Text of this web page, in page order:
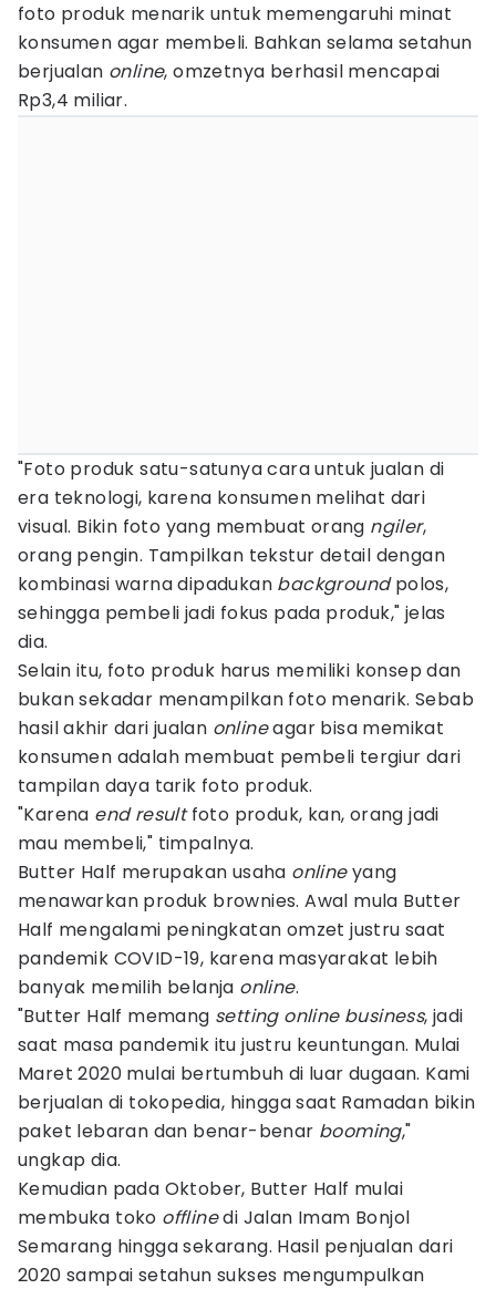
foto produk menarik untuk memengaruhi minat
konsumen agar membeli. Bahkan selama setahun
berjualan online, omzetnya berhasil mencapai
Rp3,4 miliar.
"Foto produk satu-satunya cara untuk jualan di
era teknologi, karena konsumen melihat dari
visual. Bikin foto yang membuat orang ngiler,
orang pengin. Tampilkan tekstur detail dengan
kombinasi warna dipadukan backgroundpolos,
sehingga pembeli jadi fokus pada produk," jelas
dia.
Selain itu, foto produk harus memiliki konsep dan
bukan sekadar menampilkan foto menarik. Sebab
hasil akhir dari jualan onlineagar bisa memikat
konsumen adalah membuat pembeli tergiur dari
tampilan daya tarik foto produk.
"Karena end resultfoto produk, kan, orang jadi
mau membeli," timpalnya.
Butter Half merupakan usaha onlineyang
menawarkan produk brownies. Awal mula Butter
Half mengalami peningkatan omzet justru saat
pandemik COVID-19, karena masyarakat lebih
banyak memilih belanja online.
"Butter Half memang setting online business, jadi
saat masa pandemik itu justru keuntungan. Mulai
Maret 2020 mulai bertumbuh di luar dugaan. Kami
berjualan di tokopedia, hingga saat Ramadan bikin
paket lebaran dan benar-benar booming,"
ungkap dia.
Kemudian pada Oktober, Butter Half mulai
membuka toko offlinedi Jalan Imam Bonjol
Semarang hingga sekarang. Hasil penjualan dari
2020 sampai setahun sukses mengumpulkan